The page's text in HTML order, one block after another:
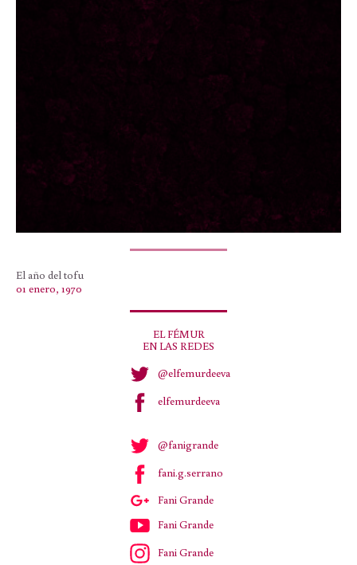
El año del tofu
01 enero, 1970
EL FÉMUR
EN LAS REDES
@elfemurdeeva
elfemurdeeva
@fanigrande
fani.g.serrano
Fani Grande
Fani Grande
Fani Grande